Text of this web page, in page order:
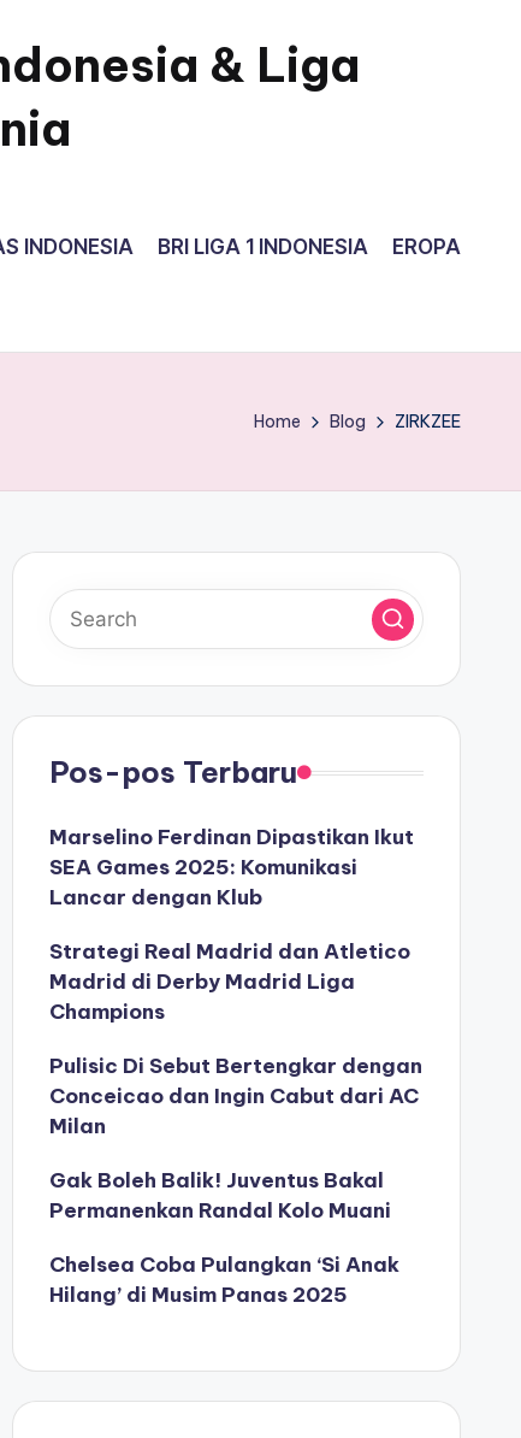
& Liga
INDONESIA BRI LIGA 1 INDONESIA EROPA
Home Blog ZIRKZEE
Pos-pos Terbaru
Marselino Ferdinan Dipastikan Ikut
SEA Games 2025: Komunikasi
Lancar dengan Klub
Strategi Real Madrid dan Atletico
Madrid di Derby Madrid Liga
Champions
Pulisic Di Sebut Bertengkar dengan
Conceicao dan Ingin Cabut dari AC
Milan
Gak Boleh Balik! Juventus Bakal
Permanenkan Randal Kolo Muani
Chelsea Coba Pulangkan ‘Si Anak
Hilang’ di Musim Panas 2025